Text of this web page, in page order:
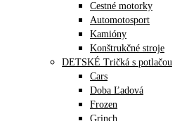
Cestné motorky
Automotosport
Kamióny
Konštrukčné stroje
DETSKÉ Tričká s potlačou
Cars
Doba Ľadová
Frozen
Grinch